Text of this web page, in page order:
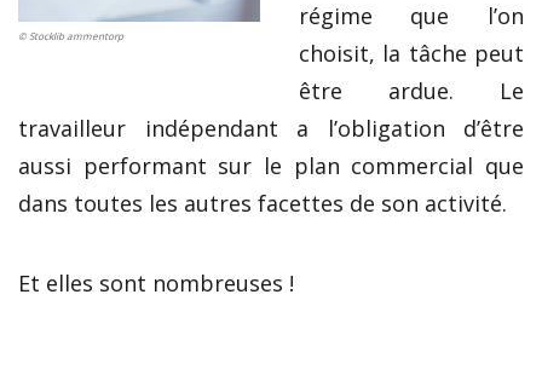
© Stocklib ammentorp
régime que l’on
choisit, la tâche peut
être ardue. Le
travailleur indépendant a l’obligation d’être
aussi performant sur le plan commercial que
dans toutes les autres facettes de son activité.
Et elles sont nombreuses !